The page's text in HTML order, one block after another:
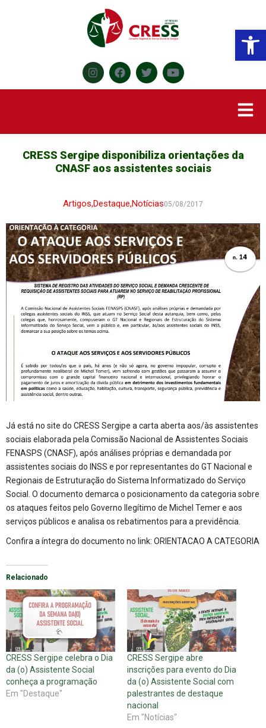
CRESS Sergipe disponibiliza orientações da
CNASF aos assistentes sociais
Artigos,Destaque,Notícias05/08/2017
Já está no site do CRESS Sergipe a carta aberta aos/às assistentes
sociais elaborada pela Comissão Nacional de Assistentes Sociais
FENASPS (CNASF), após análises próprias e demandada por
assistentes sociais do INSS e por representantes do GT Nacional e
Regionais de Estruturação do Sistema Informatizado do Serviço
Social. O documento demarca o posicionamento da categoria sobre
os ataques feitos pelo Governo Ilegítimo de Michel Temer e aos
serviços públicos e analisa os rebatimentos para a previdência.
Confira a íntegra do documento no link: ORIENTACAO A CATEGORIA
Relacionado
CRESS Sergipe celebra o Dia
da (o) Assistente Social
conheça a programação
Em "Destaque"
CRESS Sergipe abre
inscrições para evento do Dia
da (o) Assistente Social com
palestrantes de destaque
nacional
Em "Notícias"